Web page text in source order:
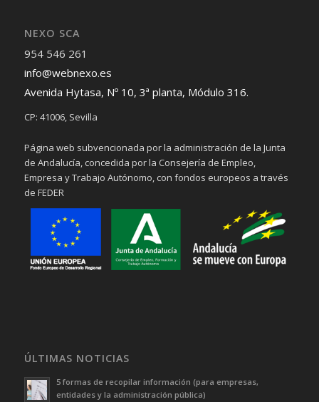
NEXO SCA
954 546 261
info@webnexo.es
Avenida Hytasa, Nº 10, 3ª planta, Módulo 316.
CP: 41006, Sevilla
Página web subvencionada por la administración de la Junta
de Andalucía, concedida por la Consejería de Empleo,
Empresa y Trabajo Autónomo, con fondos europeos a través
de FEDER
ÚLTIMAS NOTICIAS
5 formas de recopilar información (para empresas,
entidades y la administración pública)